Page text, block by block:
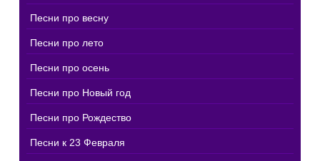
Песни про весну
Песни про лето
Песни про осень
Песни про Новый год
Песни про Рождество
Песни к 23 Февраля